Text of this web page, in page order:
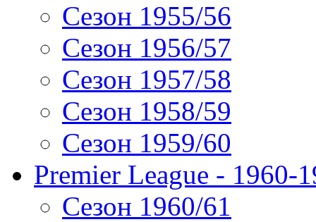
Сезон 1955/56
Сезон 1956/57
Сезон 1957/58
Сезон 1958/59
Сезон 1959/60
Premier League - 1960-
Сезон 1960/61